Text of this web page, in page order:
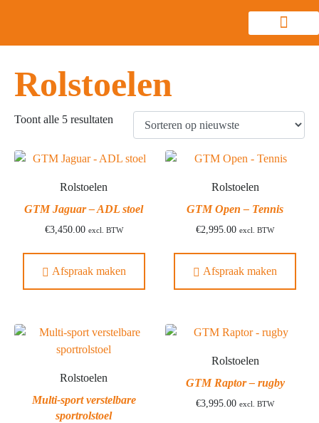
Rolstoelen
Toont alle 5 resultaten
Rolstoelen
GTM Jaguar – ADL stoel
€3,450.00 excl. BTW
Afspraak maken
Rolstoelen
GTM Open – Tennis
€2,995.00 excl. BTW
Afspraak maken
Rolstoelen
Multi-sport verstelbare
sportrolstoel
Rolstoelen
GTM Raptor – rugby
€3,995.00 excl. BTW